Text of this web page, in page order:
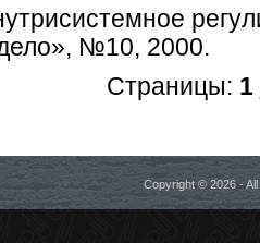
№10, 2000.
Страницы: 1
Copyright © 2026 -